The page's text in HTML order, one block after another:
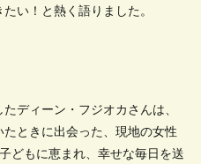
い！と熱く語りました。
ディーン・フジオカさんは、
ときに出会った、現地の女性
どもに恵まれ、幸せな毎日を送